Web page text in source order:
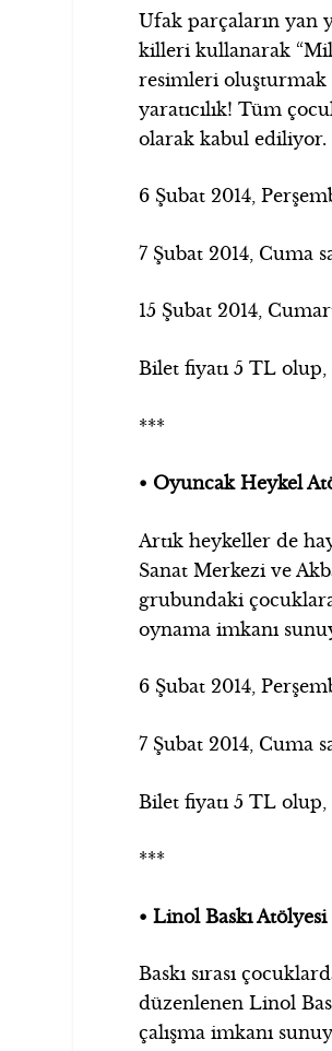
Ufak parçaların yan
killeri kullanarak
resimleri oluşturmak
yaratıcılık! Tüm
olarak kabul ediliyor.
6 Şubat 2014,
7 Şubat 2014, Cuma
15 Şubat 2014,
Bilet fiyatı 5 TL olup,
***
• Oyuncak Heykel
Artık heykeller de
Sanat Merkezi ve
grubundaki
oynama imkanı
6 Şubat 2014,
7 Şubat 2014, Cuma
Bilet fiyatı 5 TL olup,
***
• Linol Baskı Atölyesi
Baskı sırası
düzenlenen Linol
çalışma imkanı